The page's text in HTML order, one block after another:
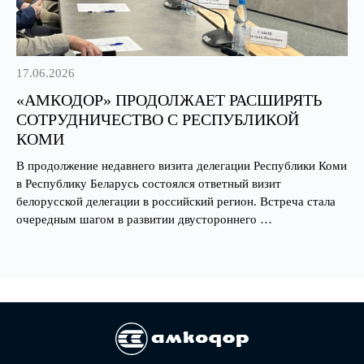
17.06.2026
«АМКОДОР» ПРОДОЛЖАЕТ РАСШИРЯТЬ
СОТРУДНИЧЕСТВО С РЕСПУБЛИКОЙ
КОМИ
В продолжение недавнего визита делегации Республики Коми
в Республику Беларусь состоялся ответный визит
белорусской делегации в российский регион. Встреча стала
очередным шагом в развитии двустороннего …